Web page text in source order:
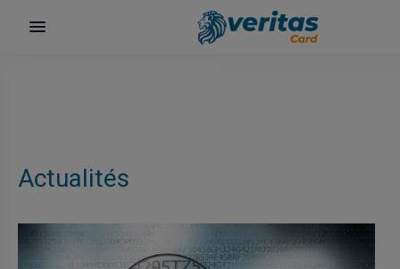
Actualités